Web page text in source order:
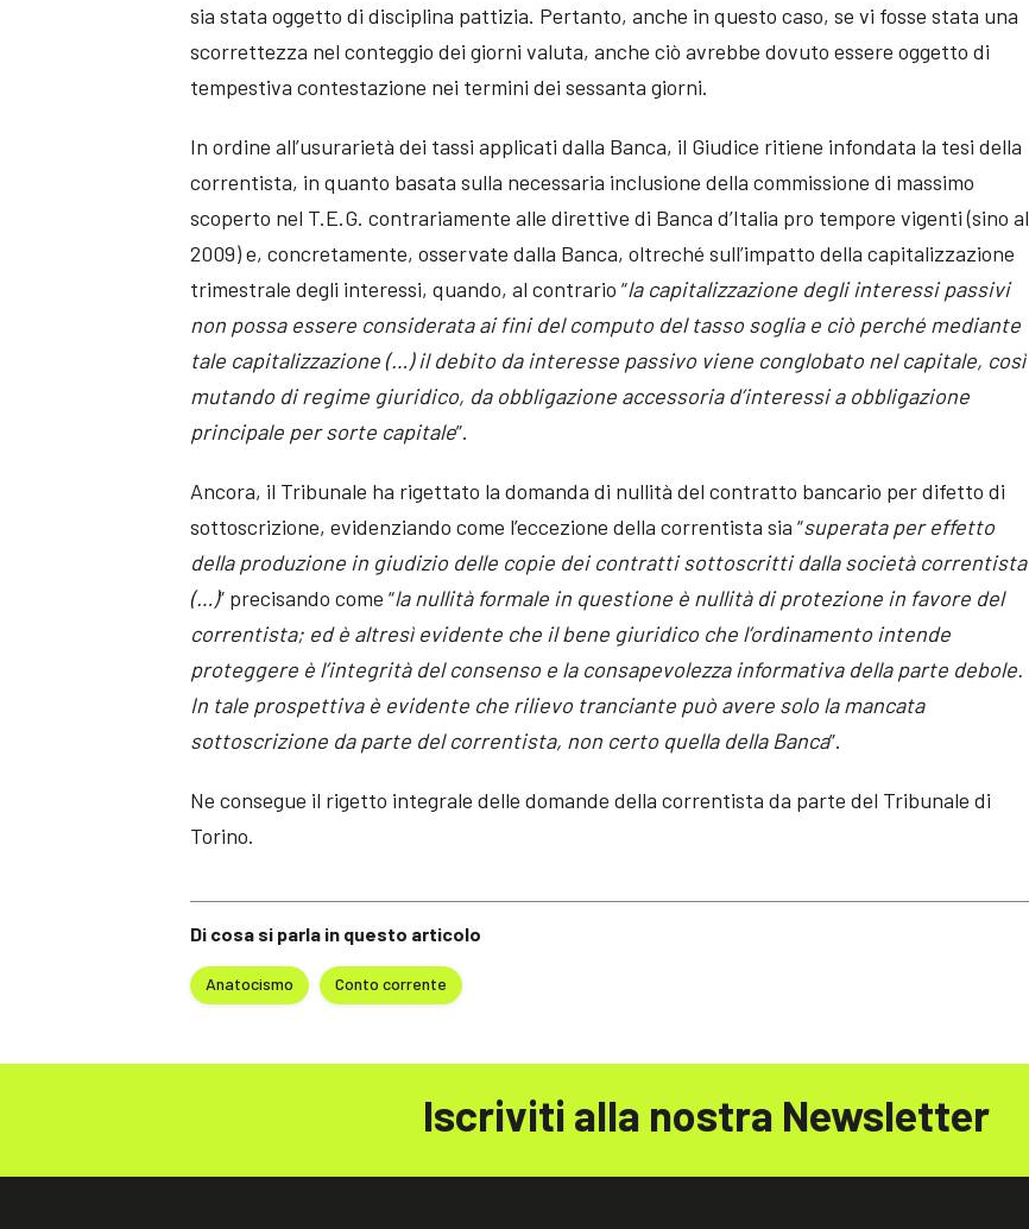
Di cosa si parla in questo articolo
Anatocismo Conto corrente
sia stata oggetto di disciplina pattizia. Pertanto, anche in questo caso, se vi fosse stata una
scorrettezza nel conteggio dei giorni valuta, anche ciò avrebbe dovuto essere oggetto di
tempestiva contestazione nei termini dei sessanta giorni.
In ordine all’usurarietà dei tassi applicati dalla Banca, il Giudice ritiene infondata la tesi della
correntista, in quanto basata sulla necessaria inclusione della commissione di massimo
scoperto nel T.E.G. contrariamente alle direttive di Banca d’Italia pro tempore vigenti (sino al
2009) e, concretamente, osservate dalla Banca, oltreché sull’impatto della capitalizzazione
trimestrale degli interessi, quando, al contrario “la capitalizzazione degli interessi passivi
non possa essere considerata ai fini del computo del tasso soglia e ciò perché mediante
tale capitalizzazione (…) il debito da interesse passivo viene conglobato nel capitale, così
mutando di regime giuridico, da obbligazione accessoria d’interessi a obbligazione
principale per sorte capitale”.
Ancora, il Tribunale ha rigettato la domanda di nullità del contratto bancario per difetto di
sottoscrizione, evidenziando come l’eccezione della correntista sia “superata per effetto
della produzione in giudizio delle copie dei contratti sottoscritti dalla società correntista
(…)” precisando come “la nullità formale in questione è nullità di protezione in favore del
correntista; ed è altresì evidente che il bene giuridico che l’ordinamento intende
proteggere è l’integrità del consenso e la consapevolezza informativa della parte debole.
In tale prospettiva è evidente che rilievo tranciante può avere solo la mancata
sottoscrizione da parte del correntista, non certo quella della Banca”.
Ne consegue il rigetto integrale delle domande della correntista da parte del Tribunale di
Torino.
Iscriviti alla nostra Newsletter